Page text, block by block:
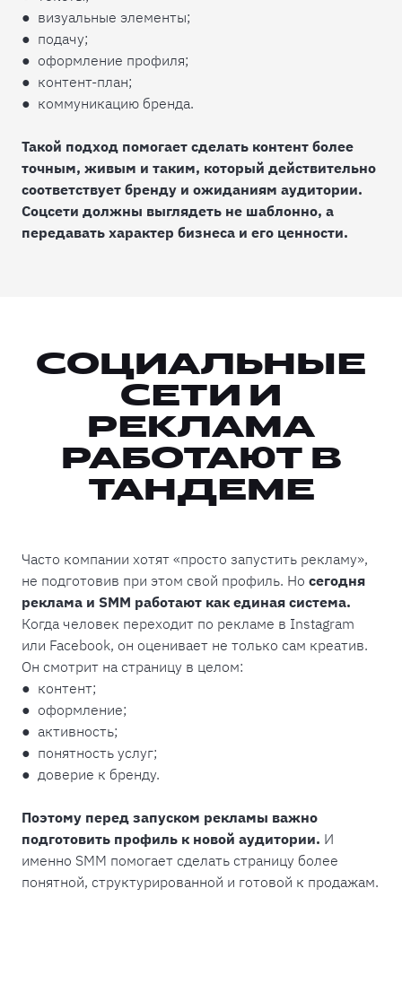
● визуальные элементы;
● подачу;
● оформление профиля;
● контент-план;
● коммуникацию бренда.
Такой подход помогает сделать контент более
точным, живым и таким, который действительно
соответствует бренду и ожиданиям аудитории.
Соцсети должны выглядеть не шаблонно, а
передавать характер бизнеса и его ценности.
СОЦИАЛЬНЫЕ
СЕТИ И
РЕКЛАМА
РАБОТАЮТ В
ТАНДЕМЕ
Часто компании хотят «просто запустить рекламу»,
не подготовив при этом свой профиль. Но сегодня
реклама и SMM работают как единая система.
Когда человек переходит по рекламе в Instagram
или Facebook, он оценивает не только сам креатив.
Он смотрит на страницу в целом:
● контент;
● оформление;
● активность;
● понятность услуг;
● доверие к бренду.
Поэтому перед запуском рекламы важно
подготовить профиль к новой аудитории. И
именно SMM помогает сделать страницу более
понятной, структурированной и готовой к продажам.